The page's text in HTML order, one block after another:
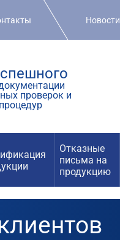
Новости
проверок и
Отказные
письма на
продукцию